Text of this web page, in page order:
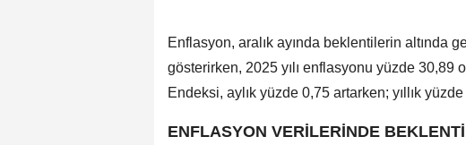
Enflasyon, aralık ayında beklentilerin altında
gösterirken, 2025 yılı enflasyonu yüzde 30,89
Endeksi, aylık yüzde 0,75 artarken; yıllık
ENFLASYON VERİLERİNDE